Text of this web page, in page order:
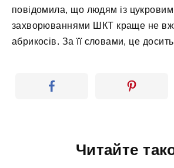
повідомила, що людям із цукровим
захворюваннями ШКТ краще не
абрикосів. За її словами, це
Читайте